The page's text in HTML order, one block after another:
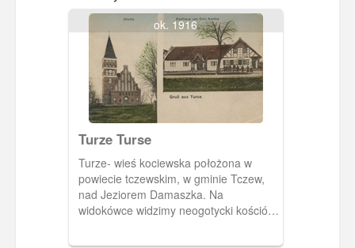
ok. 1916
Turze Turse
Turze- wieś kociewska położona w
powiecie tczewskim, w gminie Tczew,
nad Jeziorem Damaszka. Na
widokówce widzimy neogotycki kościół